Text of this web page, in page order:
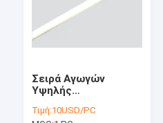
Σειρά Αγωγών
Υψηλής
Υψηλής Πίεσης
Τιμή:10USD/PC